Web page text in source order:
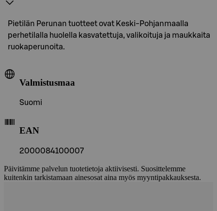
Pietilän Perunan tuotteet ovat Keski-Pohjanmaalla
perhetilalla huolella kasvatettuja, valikoituja ja maukkaita
ruokaperunoita.
Valmistusmaa
Suomi
EAN
2000084100007
Päivitämme palvelun tuotetietoja aktiivisesti. Suosittelemme
kuitenkin tarkistamaan ainesosat aina myös myyntipakkauksesta.